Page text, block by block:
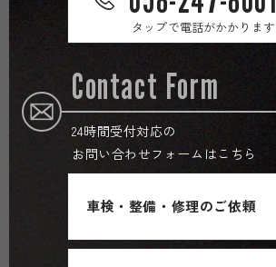
タップで電話がかかります
Contact Form
24時間受付対応の
お問い合わせフォームはこちら
車検・整備・修理のご依頼